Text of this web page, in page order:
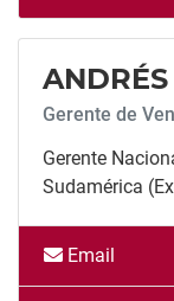
Gerente de
Gerente
Sudamérica
Email